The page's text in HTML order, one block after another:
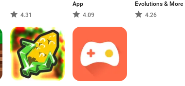
4.31
App
4.09
Evolutions & More
4.26